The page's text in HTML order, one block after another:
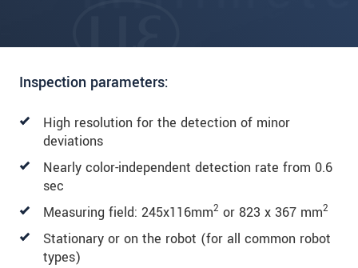
Inspection parameters:
High resolution for the detection of minor
deviations
Nearly color-independent detection rate from 0.6
sec
Measuring field: 245x116mm2 or 823 x 367 mm2
Stationary or on the robot (for all common robot
types)